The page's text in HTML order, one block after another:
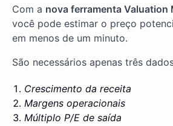
Com a nova ferramenta Valuation
você pode estimar o preço
em menos de um minuto.
São necessários apenas três
Crescimento da receita
Margens operacionais
Múltiplo P/E de saída